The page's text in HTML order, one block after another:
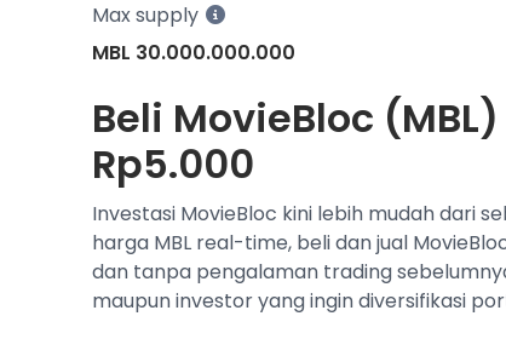
Max supply
MBL 30.000.000.000
Beli MovieBloc
Rp5.000
Investasi MovieBloc kini lebih mudah dari
harga MBL real-time, beli dan jual
dan tanpa pengalaman trading
maupun investor yang ingin diversifikasi